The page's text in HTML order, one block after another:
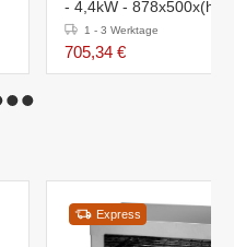
- 4,4kW -
1 - 3 Werktage
705,34 €
Express